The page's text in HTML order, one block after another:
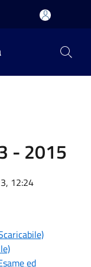
- 2015
12:24
ed